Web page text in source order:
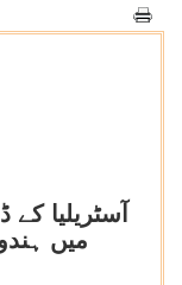
میں